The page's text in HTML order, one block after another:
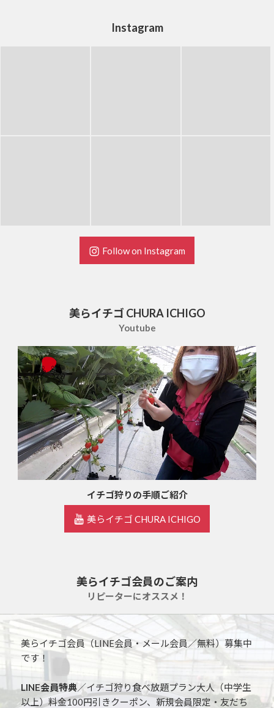
Instagram
Follow on Instagram
美らイチゴ CHURA ICHIGO
Youtube
イチゴ狩りの手順ご紹介
美らイチゴ CHURA ICHIGO
美らイチゴ会員のご案内
リピーターにオススメ！
美らイチゴ会員（LINE会員・メール会員／無料）募集中
です！
LINE会員特典／イチゴ狩り食べ放題プラン大人（中学生
以上）料金100円引きクーポン、新規会員限定・友だち